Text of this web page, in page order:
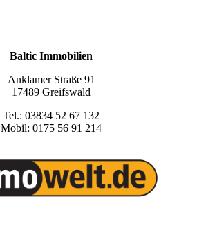
Baltic Immobilien
Anklamer Straße 91
17489 Greifswald
Tel.: 03834 52 67 132
Mobil: 0175 56 91 214